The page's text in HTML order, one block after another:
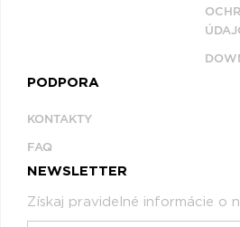
PODPORA
KONTAKTY
FAQ
NEWSLETTER
Získaj pravidelné informácie o